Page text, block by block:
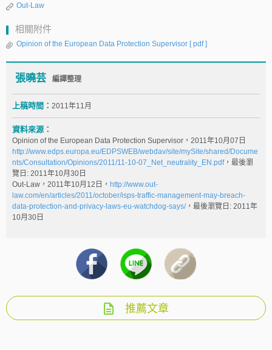
Out-Law
相關附件
Opinion of the European Data Protection Supervisor [ pdf ]
張曉芸 編譯整理
上稿時間： 2011年11月
資料來源：
Opinion of the European Data Protection Supervisor，2011年10月07日
http://www.edps.europa.eu/EDPSWEB/webdav/site/mySite/shared/Docume
nts/Consultation/Opinions/2011/11-10-07_Net_neutrality_EN.pdf，最後瀏
覽日: 2011年10月30日
Out-Law，2011年10月12日， http://www.out-
law.com/en/articles/2011/october/isps-traffic-management-may-breach-
data-protection-and-privacy-laws-eu-watchdog-says/，最後瀏覽日: 2011年
10月30日
推薦文章